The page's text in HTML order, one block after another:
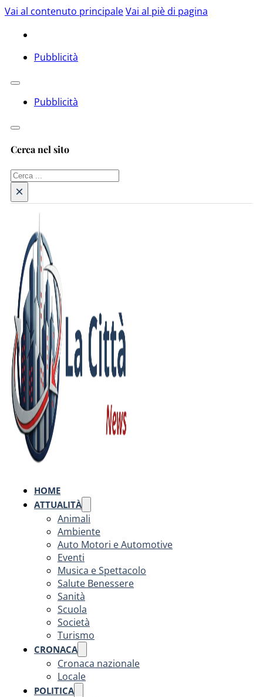
Vai al contenuto principaleVai al piè di pagina
Pubblicità
Pubblicità
Cerca nel sito
Cerca
×
HOME
ATTUALITÀ
Animali
Ambiente
Auto Motori e Automotive
Eventi
Musica e Spettacolo
Salute Benessere
Sanità
Scuola
Società
Turismo
CRONACA
Cronaca nazionale
Locale
POLITICA